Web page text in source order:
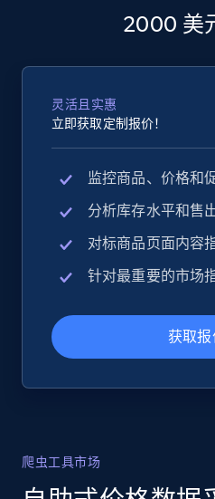
2000 美
灵活且实惠
立即获取定制报价！
监控商品、价格和
分析库存水平和售
对标商品页面内容
针对最重要的市场
获取报
爬虫工具市场